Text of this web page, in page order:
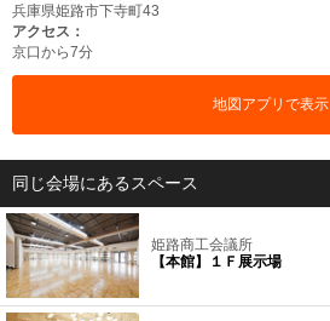
兵庫県姫路市下寺町43
アクセス：
京口から7分
地図アプリで表示
同じ会場にあるスペース
姫路商工会議所
【本館】１Ｆ展示場